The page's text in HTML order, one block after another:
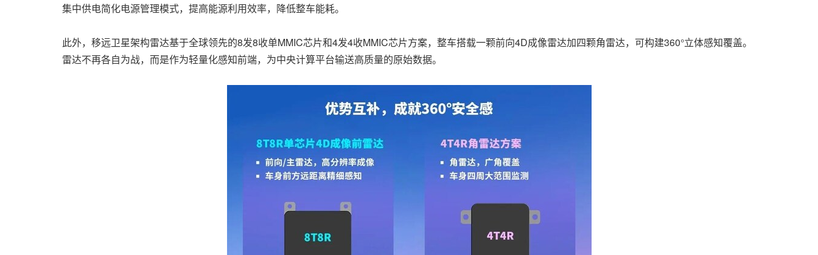
集中供电简化电源管理模式，提高能源利用效率，降低整车能耗。
此外，移远卫星架构雷达基于全球领先的8发8收单MMIC芯片和4发4收MMIC芯片方案，整车搭载一颗前向4D成像雷达加四颗角雷达，可构建360°立体感知覆盖。
雷达不再各自为战，而是作为轻量化感知前端，为中央计算平台输送高质量的原始数据。